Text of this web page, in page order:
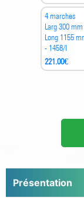
4 marches
Larg 300 mm
Long 1155
- 1458/I
221.00€
Présentation